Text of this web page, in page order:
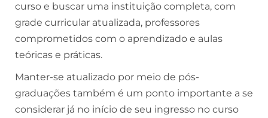
curso e buscar uma instituição completa, com
grade curricular atualizada, professores
comprometidos com o aprendizado e aulas
teóricas e práticas.
Manter-se atualizado por meio de pós-
graduações também é um ponto importante a se
considerar já no início de seu ingresso no curso